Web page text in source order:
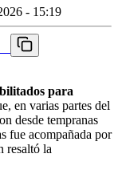
- 15:19
para
en varias partes del
desde tempranas
fue acompañada por
resaltó la